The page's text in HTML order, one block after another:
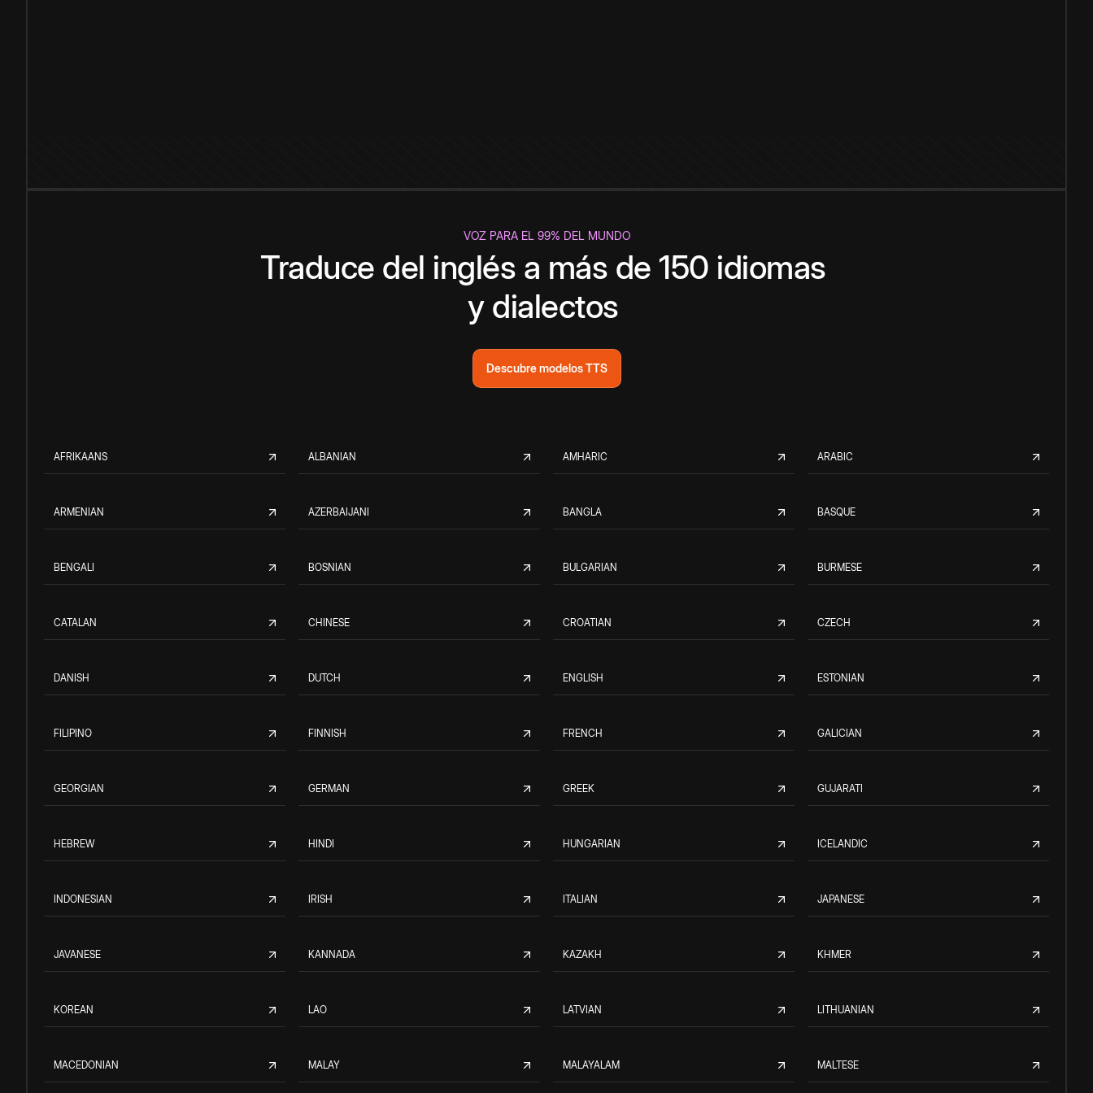
VOZ PARA EL 99% DEL MUNDO
Traduce del inglés a más de 150 idiomas
y dialectos
Descubre modelos TTS
AFRIKAANS ALBANIAN AMHARIC ARABIC
ARMENIAN AZERBAIJANI BANGLA BASQUE
BENGALI BOSNIAN BULGARIAN BURMESE
CATALAN CHINESE CROATIAN CZECH
DANISH DUTCH ENGLISH ESTONIAN
FILIPINO FINNISH FRENCH GALICIAN
GEORGIAN GERMAN GREEK GUJARATI
HEBREW HINDI HUNGARIAN ICELANDIC
INDONESIAN IRISH ITALIAN JAPANESE
JAVANESE KANNADA KAZAKH KHMER
KOREAN LAO LATVIAN LITHUANIAN
MACEDONIAN MALAY MALAYALAM MALTESE